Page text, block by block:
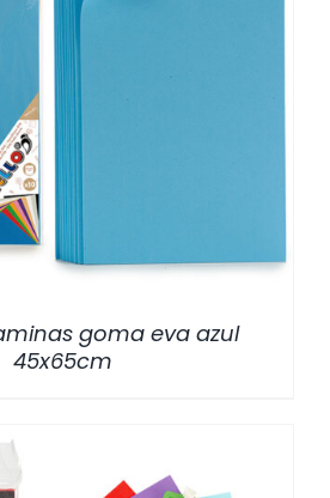
goma eva azul
45x65cm